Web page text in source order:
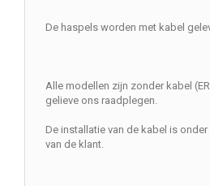
De haspels worden met kabel
Alle modellen zijn zonder kabel
gelieve ons raadplegen.
De installatie van de kabel is
van de klant.